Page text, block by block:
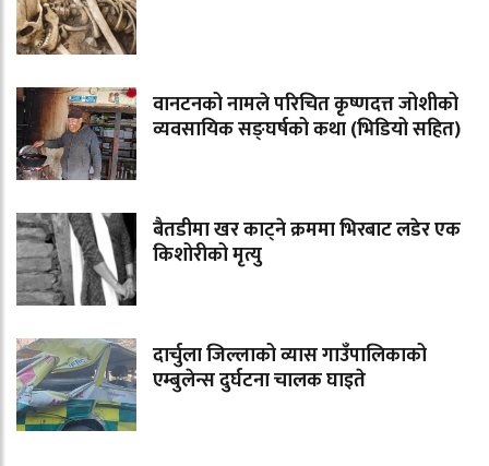
वानटनको नामले परिचित कृष्णदत्त जोशीको
व्यवसायिक सङ्घर्षको कथा (भिडियो सहित)
बैतडीमा खर काट्ने क्रममा भिरबाट लडेर एक
किशोरीको मृत्यु
दार्चुला जिल्लाको व्यास गाउँपालिकाको
एम्बुलेन्स दुर्घटना चालक घाइते